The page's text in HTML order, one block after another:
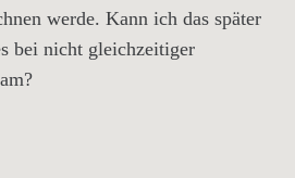
werde. Kann ich das später
bei nicht gleichzeitiger